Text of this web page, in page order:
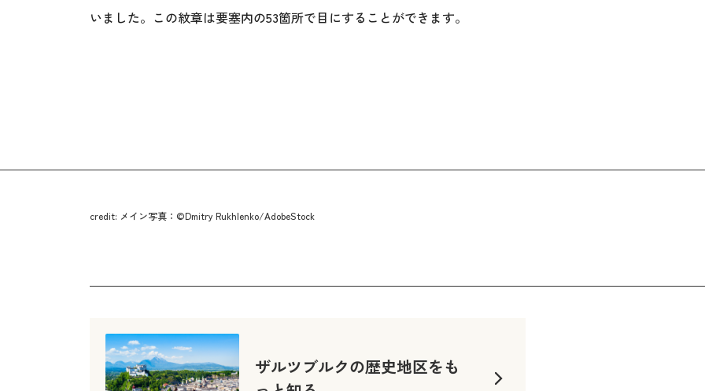
いました。この紋章は要塞内の53箇所で目にすることができます。
credit: メイン写真：©Dmitry Rukhlenko/AdobeStock
ザルツブルクの歴史地区をも